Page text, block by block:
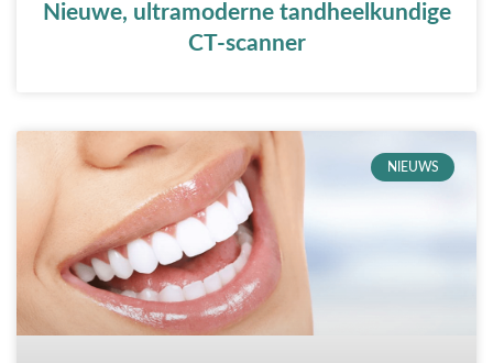
Nieuwe, ultramoderne tandheelkundige
CT-scanner
NIEUWS